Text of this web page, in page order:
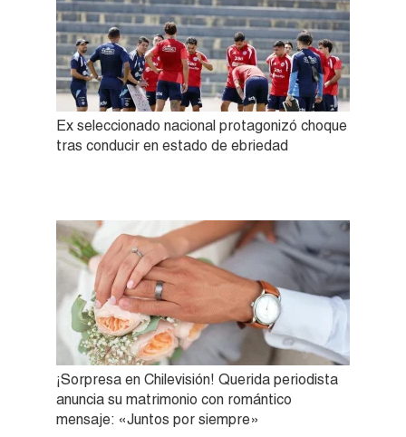
Ex seleccionado nacional protagonizó choque
tras conducir en estado de ebriedad
¡Sorpresa en Chilevisión! Querida periodista
anuncia su matrimonio con romántico
mensaje: «Juntos por siempre»